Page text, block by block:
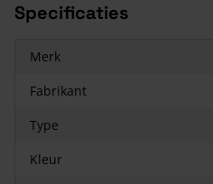
Specificaties
Merk
Fabrikant
Type
Kleur